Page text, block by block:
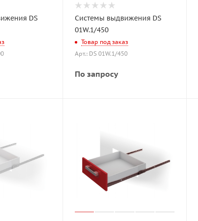
DS
Системы выдвижения DS
01W.1/450
Товар под заказ
Арт.: DS 01W.1/450
По запросу